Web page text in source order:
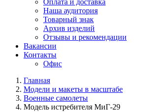
Оплата и доставка
Наша аудитория
Товарный знак
Архив изделий
Отзывы и рекомендации
Вакансии
Контакты
Офис
Главная
Модели и макеты в масштабе
Военные самолеты
Модель истребителя МиГ-29